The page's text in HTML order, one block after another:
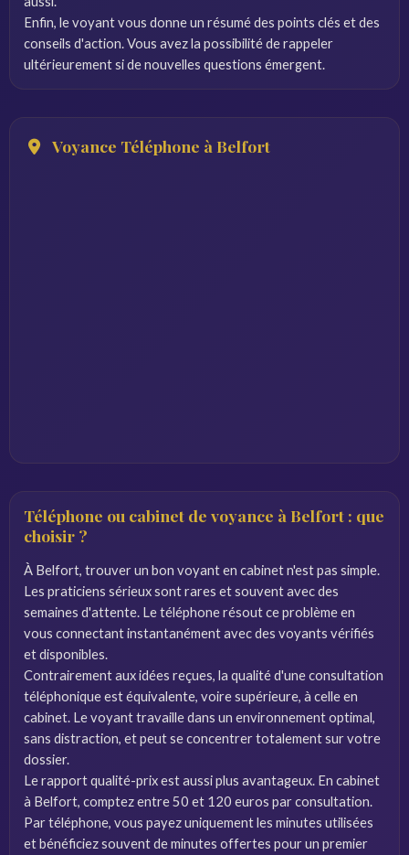
Enfin, le voyant vous donne un résumé des points clés et des
conseils d'action. Vous avez la possibilité de rappeler
ultérieurement si de nouvelles questions émergent.
Voyance Téléphone à Belfort
Téléphone ou cabinet de voyance à Belfort : que
choisir ?
À Belfort, trouver un bon voyant en cabinet n'est pas simple.
Les praticiens sérieux sont rares et souvent avec des
semaines d'attente. Le téléphone résout ce problème en
vous connectant instantanément avec des voyants vérifiés
et disponibles.
Contrairement aux idées reçues, la qualité d'une consultation
téléphonique est équivalente, voire supérieure, à celle en
cabinet. Le voyant travaille dans un environnement optimal,
sans distraction, et peut se concentrer totalement sur votre
dossier.
Le rapport qualité-prix est aussi plus avantageux. En cabinet
à Belfort, comptez entre 50 et 120 euros par consultation.
Par téléphone, vous payez uniquement les minutes utilisées
et bénéficiez souvent de minutes offertes pour un premier